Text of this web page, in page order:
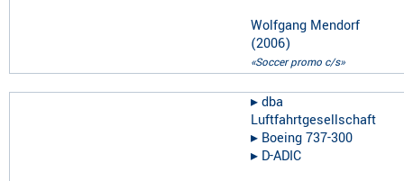
Wolfgang Mendorf
(2006)
«Soccer promo c/s»
▸︎dba
Luftfahrtgesellschaft
▸︎ Boeing 737-300
▸︎ D-ADIC